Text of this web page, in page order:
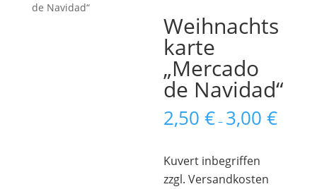
de Navidad“
Weihnachts
karte
„Mercado
de Navidad“
2,50€ – 3,00€
Kuvert inbegriffen
zzgl. Versandkosten